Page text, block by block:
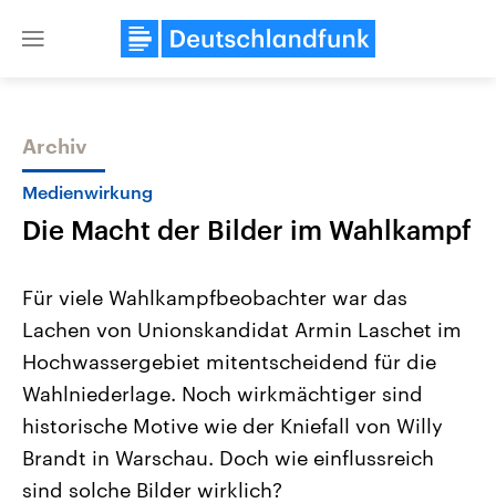
Close
Themen
USA
Aktuelle Beiträge, Analysen und
Hintergründe
Wirtschaftlich und militärisch
gehören die Vereinigten Staaten zu
mit großem Einfluss auf das
Nahostkonflikt
Aktuelle Lage und
Der Überfall der
Terrororganisation Hamas
Oktober 2023 auf Israel
Archiv
Medienwirkung
Die Macht der Bilder im Wahlkampf
Für viele Wahlkampfbeobachter war das
Lachen von Unionskandidat Armin Laschet im
Hochwassergebiet mitentscheidend für die
Wahlniederlage. Noch wirkmächtiger sind
historische Motive wie der Kniefall von Willy
Brandt in Warschau. Doch wie einflussreich
sind solche Bilder wirklich?